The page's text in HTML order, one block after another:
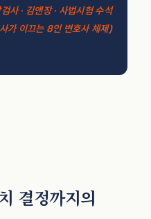
사 · 김앤장 · 사법시험 수석
가 이끄는 8인 변호사 체제)
결정까지의